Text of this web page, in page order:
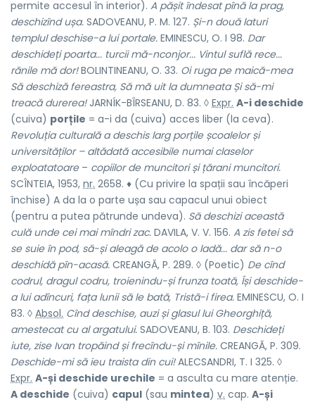
permite accesul în interior). A pășit îndesat pînă la prag,
deschizînd ușa. SADOVEANU, P. M. 127. Și-n două laturi
templul deschise-a lui portale. EMINESCU, O. I 98. Dar
deschideți poarta... turcii mă-nconjor... Vintul suflă rece...
rănile mă dor!BOLINTINEANU, O. 33. Oi ruga pe maică-mea
Să deschiză fereastra, Să mă uit la dumneata Și să-mi
treacă durerea!JARNÍK-BÎRSEANU, D. 83. ◊ Expr. A-i deschide
(cuiva) porțile = a-i da (cuiva) acces liber (la ceva).
Revoluția culturală a deschis larg porțile școalelor și
universităților – altădată accesibile numai claselor
exploatatoare– copiilor de muncitori și țărani muncitori.
SCÎNTEIA, 1953, nr. 2658. ♦ (Cu privire la spații sau încăperi
închise) A da la o parte ușa sau capacul unui obiect
(pentru a putea pătrunde undeva). Să deschizi această
culă unde cei mai mîndri zac. DAVILA, V. V. 156. A zis fetei să
se suie în pod, să-și aleagă de acolo o ladă... dar să n-o
deschidă pîn-acasă. CREANGĂ, P. 289. ◊ (Poetic) De cînd
codrul, dragul codru, troienindu-și frunza toată, Își deschide-
a lui adîncuri, fața lunii să le bată, Tristă-i firea. EMINESCU, O. I
83. ◊ Absol. Cînd deschise, auzi și glasul lui Gheorghiță,
amestecat cu al argatului. SADOVEANU, B. 103. Deschideți
iute, zise Ivan tropăind și frecîndu-și mînile. CREANGĂ, P. 309.
Deschide-mi să ieu traista din cui!ALECSANDRI, T. I 325. ◊
Expr. A-și deschide urechile = a asculta cu mare atenție.
A deschide (cuiva) capul (sau mintea) v. cap. A-și